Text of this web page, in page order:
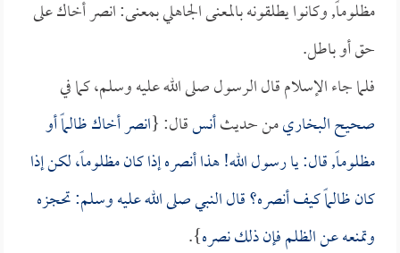
مظلوماً, وكانوا يطلقونه بالمعنى الجاهلي بمعنى: انصر أخاك على
حق أو باطل.
فلما جاء الإسلام قال الرسول صلى الله عليه وسلم، كما في
صحيح البخاريمن حديثأنسقال: {انصر أخاك ظالماً أو
مظلوماً, قال: يا رسول الله! هذا أنصره إذا كان مظلوماً، لكن إذا
كان ظالماً كيف أنصره؟ قال النبي صلى الله عليه وسلم: تحجزه
وتمنعه عن الظلم فإن ذلك نصره}.